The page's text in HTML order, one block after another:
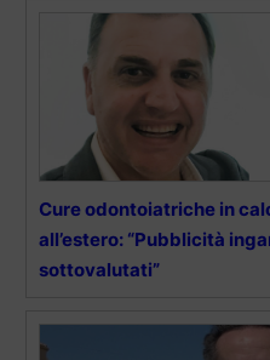
Cure odontoiatriche in
all’estero: “Pubblicità
sottovalutati”